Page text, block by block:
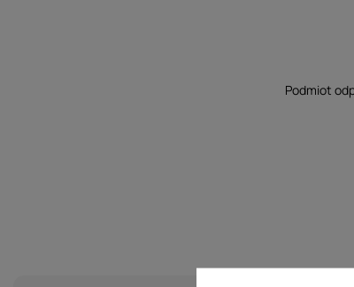
Podmiot